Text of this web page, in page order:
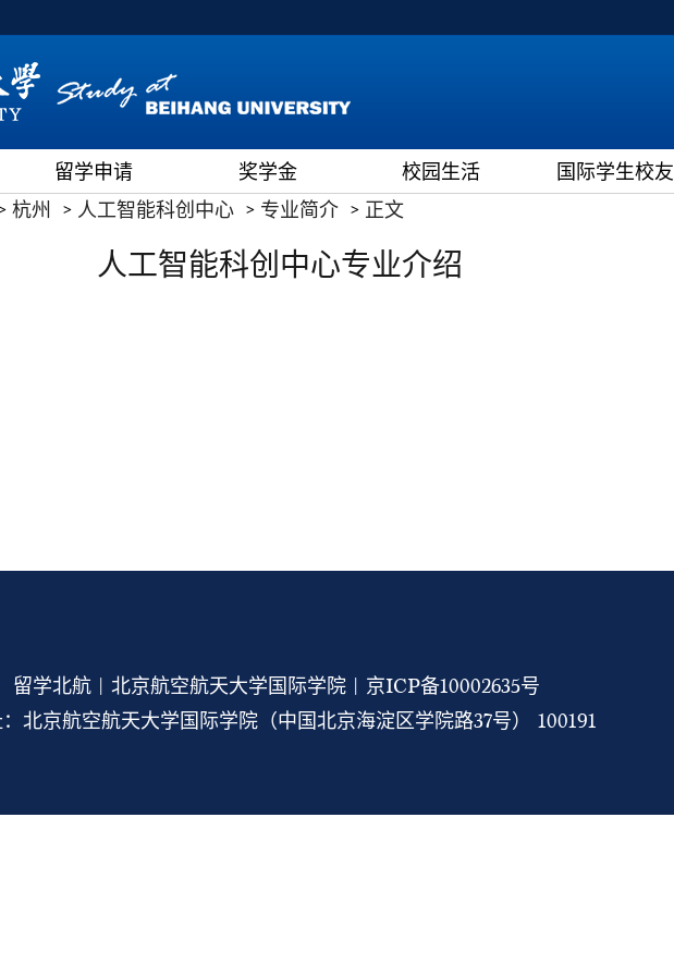
留学申请 奖学金 校园生活 国际学生校友
杭州 人工智能科创中心 专业简介 正文
人工智能科创中心专业介绍
留学北航 | 北京航空航天大学国际学院 | 京ICP备10002635号
北京航空航天大学国际学院（中国北京海淀区学院路37号） 100191